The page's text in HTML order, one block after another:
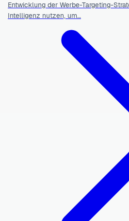
Entwicklung der Werbe-Targeting-
Intelligenz nutzen, um…